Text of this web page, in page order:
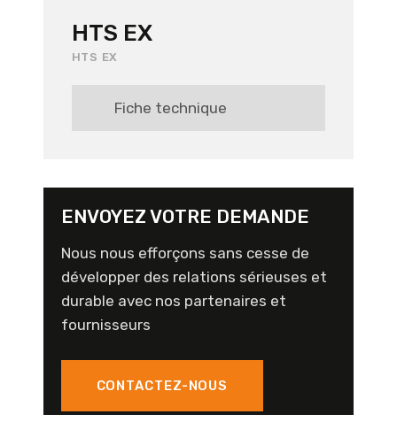
HTS EX
HTS EX
Fiche technique
ENVOYEZ VOTRE DEMANDE
Nous nous efforçons sans cesse de
développer des relations sérieuses et
durable avec nos partenaires et
fournisseurs
CONTACTEZ-NOUS